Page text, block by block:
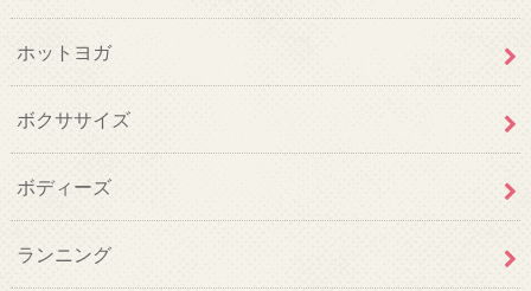
ホットヨガ
ボクササイズ
ボディーズ
ランニング